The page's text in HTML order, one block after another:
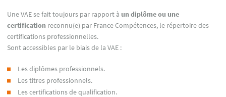
Une VAE se fait toujours par rapport à un diplôme ou une
certification reconnu(e) par France Compétences, le répertoire des
certifications professionnelles.
Sont accessibles par le biais de la VAE :
Les diplômes professionnels.
Les titres professionnels.
Les certifications de qualification.